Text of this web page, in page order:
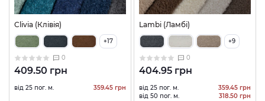
Clivia (Клівія)
+17
0
409.50 грн
від 25 пог. м. 359.45 грн
Lambi (Ламбі)
+9
0
404.95 грн
від 25 пог. м.
359.45 грн
від 50 пог. м.
318.50 грн